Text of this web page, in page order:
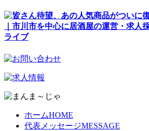
ホームHOME
代表メッセージMESSAGE